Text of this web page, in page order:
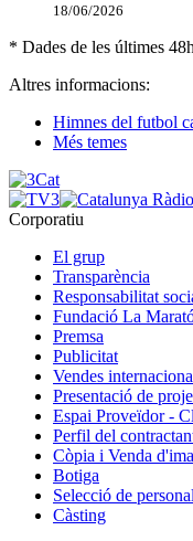
18/06/2026
* Dades de les últimes 48h
Altres informacions:
Himnes del futbol
Més temes
Corporatiu
El grup
Transparència
Responsabilitat
Fundació La
Premsa
Publicitat
Vendes
Presentació de
Espai Proveïdor -
Perfil del
Còpia i Venda
Botiga
Selecció de personal
Càsting